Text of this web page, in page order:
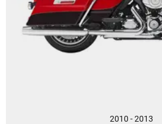
2010 - 2013